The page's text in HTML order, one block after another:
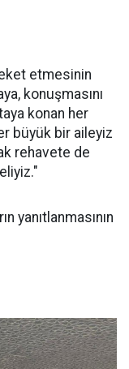
etmesinin
konuşmasını
konan her
büyük bir aileyiz
rehavete de
yanıtlanmasının